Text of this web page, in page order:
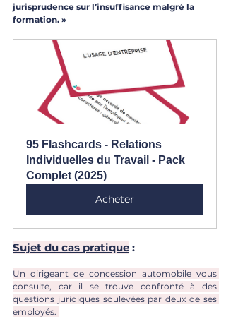
jurisprudence sur l’insuffisance malgré la
formation. »
95 Flashcards - Relations
Individuelles du Travail - Pack
Complet (2025)
Acheter
Sujet du cas pratique :
Un dirigeant de concession automobile vous
consulte, car il se trouve confronté à des
questions juridiques soulevées par deux de ses
employés.